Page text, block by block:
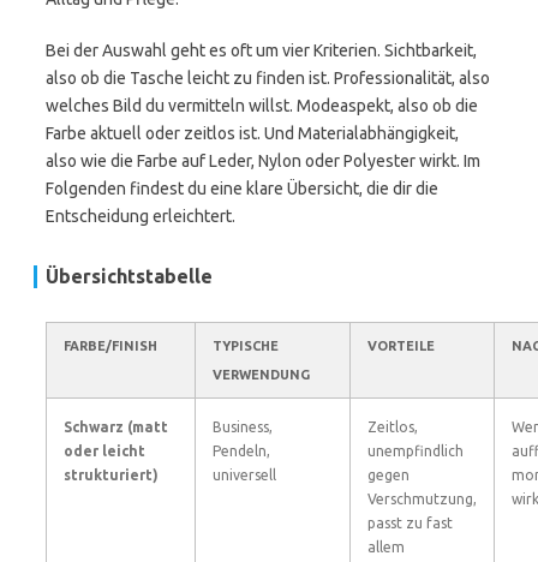
Bei der Auswahl geht es oft um vier Kriterien. Sichtbarkeit,
also ob die Tasche leicht zu finden ist. Professionalität, also
welches Bild du vermitteln willst. Modeaspekt, also ob die
Farbe aktuell oder zeitlos ist. Und Materialabhängigkeit,
also wie die Farbe auf Leder, Nylon oder Polyester wirkt. Im
Folgenden findest du eine klare Übersicht, die dir die
Entscheidung erleichtert.
Übersichtstabelle
FARBE/FINISH
TYPISCHE
VERWENDUNG
VORTEILE
Schwarz (matt
oder leicht
strukturiert)
Business,
Pendeln,
universell
Zeitlos,
unempfindlich
gegen
Verschmutzung,
passt zu fast
allem